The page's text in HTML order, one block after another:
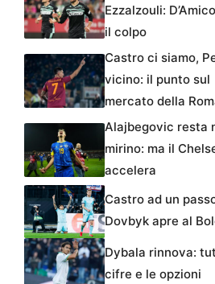
Ezzalzouli:
il colpo
Castro ci siamo,
vicino: il punto sul
mercato della
Alajbegovic resta
mirino: ma il
accelera
Castro ad un
Dovbyk apre al
Dybala rinnova:
cifre e le opzioni